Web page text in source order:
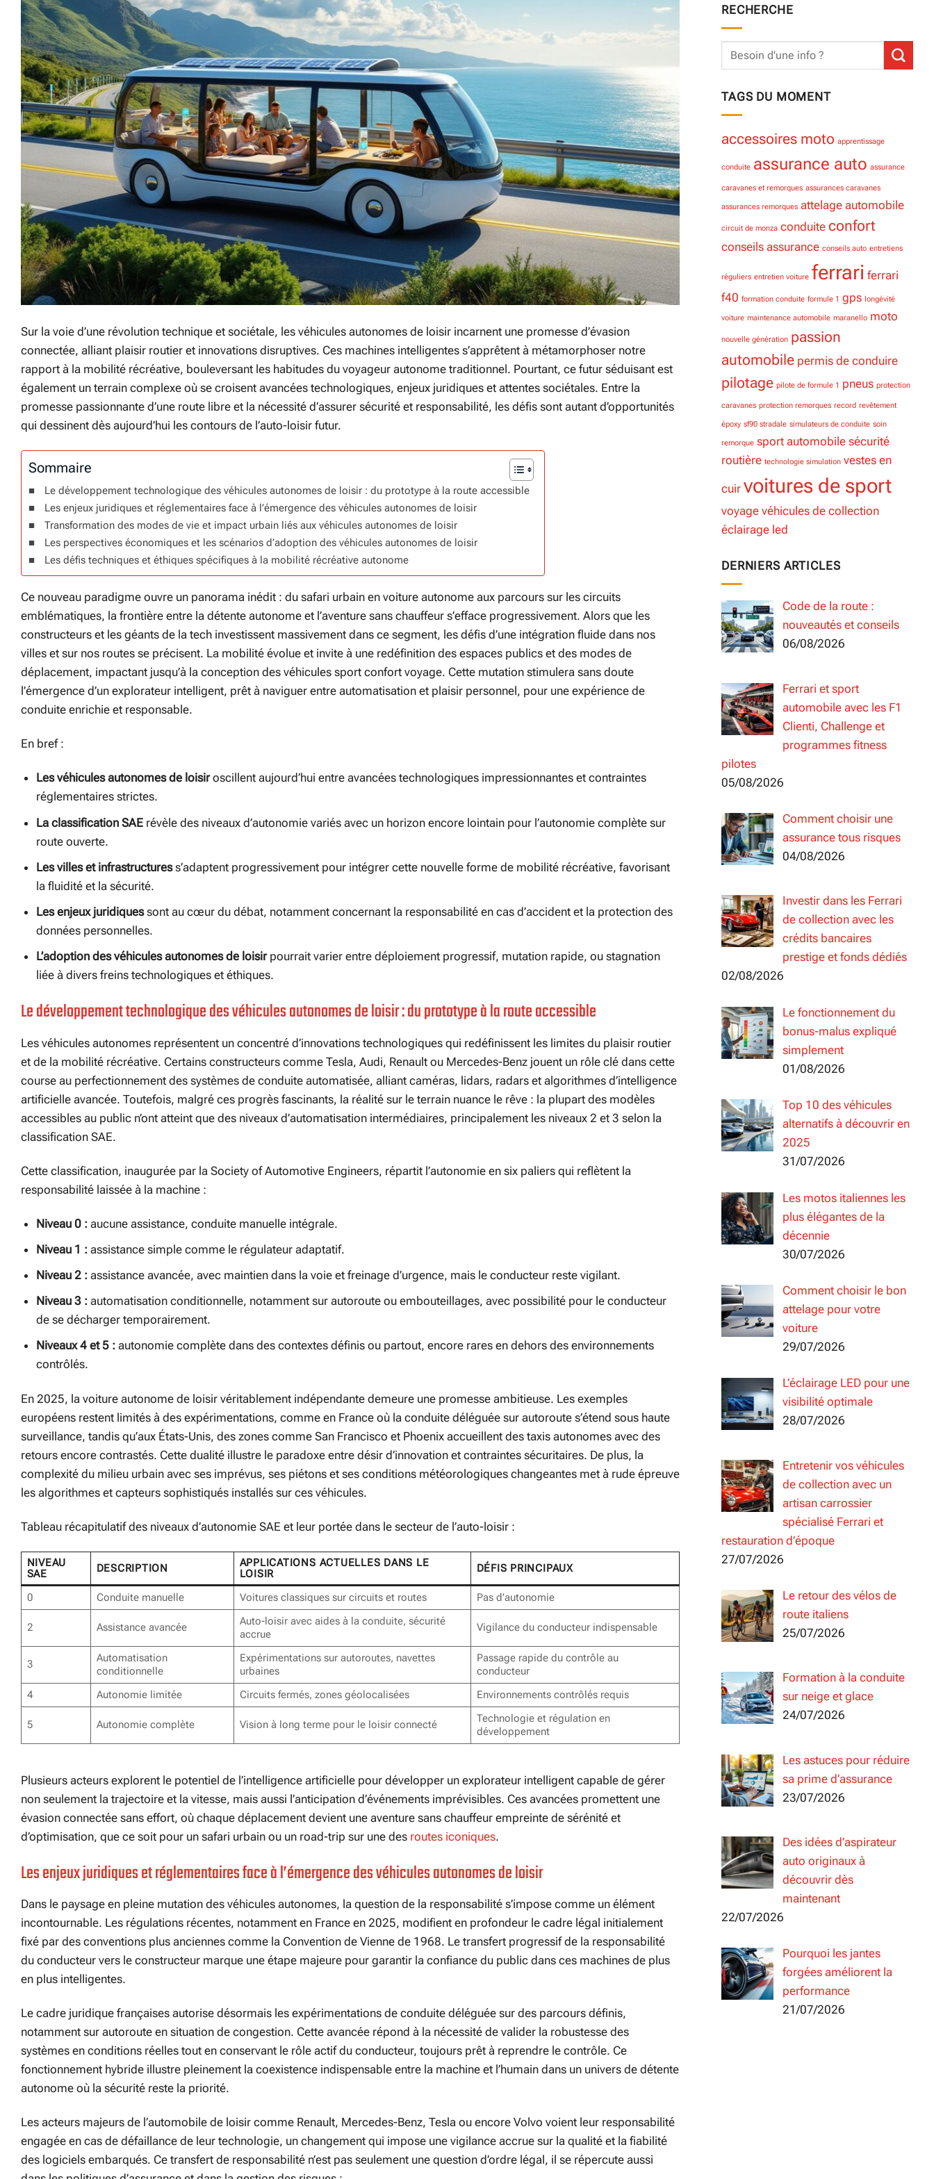
Sur la voie d’une révolution technique et sociétale, les véhicules autonomes de loisir incarnent une promesse d’évasion
connectée, alliant plaisir routier et innovations disruptives. Ces machines intelligentes s’apprêtent à métamorphoser notre
rapport à la mobilité récréative, bouleversant les habitudes du voyageur autonome traditionnel. Pourtant, ce futur séduisant est
également un terrain complexe où se croisent avancées technologiques, enjeux juridiques et attentes sociétales. Entre la
promesse passionnante d’une route libre et la nécessité d’assurer sécurité et responsabilité, les défis sont autant d’opportunités
qui dessinent dès aujourd’hui les contours de l’auto-loisir futur.
Sommaire
Le développement technologique des véhicules autonomes de loisir : du prototype à la route accessible
Les enjeux juridiques et réglementaires face à l’émergence des véhicules autonomes de loisir
Transformation des modes de vie et impact urbain liés aux véhicules autonomes de loisir
Les perspectives économiques et les scénarios d’adoption des véhicules autonomes de loisir
Les défis techniques et éthiques spécifiques à la mobilité récréative autonome
Ce nouveau paradigme ouvre un panorama inédit : du safari urbain en voiture autonome aux parcours sur les circuits
emblématiques, la frontière entre la détente autonome et l’aventure sans chauffeur s’efface progressivement. Alors que les
constructeurs et les géants de la tech investissent massivement dans ce segment, les défis d’une intégration fluide dans nos
villes et sur nos routes se précisent. La mobilité évolue et invite à une redéfinition des espaces publics et des modes de
déplacement, impactant jusqu’à la conception des véhicules sport confort voyage. Cette mutation stimulera sans doute
l’émergence d’un explorateur intelligent, prêt à naviguer entre automatisation et plaisir personnel, pour une expérience de
conduite enrichie et responsable.
En bref :
Les véhicules autonomes de loisiroscillent aujourd’hui entre avancées technologiques impressionnantes et contraintes
réglementaires strictes.
La classification SAE révèle des niveaux d’autonomie variés avec un horizon encore lointain pour l’autonomie complète sur
route ouverte.
Les villes et infrastructuress’adaptent progressivement pour intégrer cette nouvelle forme de mobilité récréative, favorisant
la fluidité et la sécurité.
Les enjeux juridiquessont au cœur du débat, notamment concernant la responsabilité en cas d’accident et la protection des
données personnelles.
L’adoption des véhicules autonomes de loisirpourrait varier entre déploiement progressif, mutation rapide, ou stagnation
liée à divers freins technologiques et éthiques.
Le développement technologique des véhicules autonomes de loisir : du prototype à la route accessible
Les véhicules autonomes représentent un concentré d’innovations technologiques qui redéfinissent les limites du plaisir routier
et de la mobilité récréative. Certains constructeurs comme Tesla, Audi, Renault ou Mercedes-Benz jouent un rôle clé dans cette
course au perfectionnement des systèmes de conduite automatisée, alliant caméras, lidars, radars et algorithmes d’intelligence
artificielle avancée. Toutefois, malgré ces progrès fascinants, la réalité sur le terrain nuance le rêve : la plupart des modèles
accessibles au public n’ont atteint que des niveaux d’automatisation intermédiaires, principalement les niveaux 2 et 3 selon la
classification SAE.
Cette classification, inaugurée par la Society of Automotive Engineers, répartit l’autonomie en six paliers qui reflètent la
responsabilité laissée à la machine :
Niveau 0 : aucune assistance, conduite manuelle intégrale.
Niveau 1 : assistance simple comme le régulateur adaptatif.
Niveau 2 : assistance avancée, avec maintien dans la voie et freinage d’urgence, mais le conducteur reste vigilant.
Niveau 3 : automatisation conditionnelle, notamment sur autoroute ou embouteillages, avec possibilité pour le conducteur
de se décharger temporairement.
Niveaux 4 et 5 : autonomie complète dans des contextes définis ou partout, encore rares en dehors des environnements
contrôlés.
En 2025, la voiture autonome de loisir véritablement indépendante demeure une promesse ambitieuse. Les exemples
européens restent limités à des expérimentations, comme en France où la conduite déléguée sur autoroute s’étend sous haute
surveillance, tandis qu’aux États-Unis, des zones comme San Francisco et Phoenix accueillent des taxis autonomes avec des
retours encore contrastés. Cette dualité illustre le paradoxe entre désir d’innovation et contraintes sécuritaires. De plus, la
complexité du milieu urbain avec ses imprévus, ses piétons et ses conditions météorologiques changeantes met à rude épreuve
les algorithmes et capteurs sophistiqués installés sur ces véhicules.
Tableau récapitulatif des niveaux d’autonomie SAE et leur portée dans le secteur de l’auto-loisir :
NIVEAU
SAE
DESCRIPTION
APPLICATIONS ACTUELLES DANS LE
LOISIR
DÉFIS PRINCIPAUX
0 Conduite manuelle Voitures classiques sur circuits et routes Pas d’autonomie
2 Assistance avancée
Auto-loisir avec aides à la conduite, sécurité
accrue
Vigilance du conducteur indispensable
3
Automatisation
conditionnelle
Expérimentations sur autoroutes, navettes
urbaines
Passage rapide du contrôle au
conducteur
4
Autonomie limitée Circuits fermés, zones géolocalisées Environnements contrôlés requis
5 Autonomie complète Vision à long terme pour le loisir connecté
Technologie et régulation en
développement
Plusieurs acteurs explorent le potentiel de l’intelligence artificielle pour développer un explorateur intelligent capable de gérer
non seulement la trajectoire et la vitesse, mais aussi l’anticipation d’événements imprévisibles. Ces avancées promettent une
évasion connectée sans effort, où chaque déplacement devient une aventure sans chauffeur empreinte de sérénité et
d’optimisation, que ce soit pour un safari urbain ou un road-trip sur une des routes iconiques.
Les enjeux juridiques et réglementaires face à l’émergence des véhicules autonomes de loisir
Dans le paysage en pleine mutation des véhicules autonomes, la question de la responsabilité s’impose comme un élément
incontournable. Les régulations récentes, notamment en France en 2025, modifient en profondeur le cadre légal initialement
fixé par des conventions plus anciennes comme la Convention de Vienne de 1968. Le transfert progressif de la responsabilité
du conducteur vers le constructeur marque une étape majeure pour garantir la confiance du public dans ces machines de plus
en plus intelligentes.
Le cadre juridique françaises autorise désormais les expérimentations de conduite déléguée sur des parcours définis,
notamment sur autoroute en situation de congestion. Cette avancée répond à la nécessité de valider la robustesse des
systèmes en conditions réelles tout en conservant le rôle actif du conducteur, toujours prêt à reprendre le contrôle. Ce
fonctionnement hybride illustre pleinement la coexistence indispensable entre la machine et l’humain dans un univers de détente
autonome où la sécurité reste la priorité.
Les acteurs majeurs de l’automobile de loisir comme Renault, Mercedes-Benz, Tesla ou encore Volvo voient leur responsabilité
engagée en cas de défaillance de leur technologie, un changement qui impose une vigilance accrue sur la qualité et la fiabilité
des logiciels embarqués. Ce transfert de responsabilité n’est pas seulement une question d’ordre légal, il se répercute aussi
RECHERCHE
TAGS DU MOMENT
accessoires moto apprentissage
conduite assurance auto assurance
caravanes et remorques assurances caravanes
assurances remorques attelage automobile
circuit de monza conduite confort
conseils assurance conseils auto entretiens
réguliers entretien voiture ferrari ferrari
f40 formation conduite formule 1 gps longévité
voiture maintenance automobile maranello moto
nouvelle génération passion
automobile permis de conduire
pilotage pilote de formule 1 pneus protection
caravanes protection remorques record revêtement
époxy sf90 stradale simulateurs de conduite soin
remorque sport automobile sécurité
routière technologie simulation vestes en
cuir voitures de sport
voyage véhicules de collection
éclairage led
DERNIERS ARTICLES
Code de la route :
nouveautés et conseils
06/08/2026
Ferrari et sport
automobile avec les F1
Clienti, Challenge et
programmes fitness
pilotes
05/08/2026
Comment choisir une
assurance tous risques
04/08/2026
Investir dans les Ferrari
de collection avec les
crédits bancaires
prestige et fonds dédiés
02/08/2026
Le fonctionnement du
bonus-malus expliqué
simplement
01/08/2026
Top 10 des véhicules
alternatifs à découvrir en
2025
31/07/2026
Les motos italiennes les
plus élégantes de la
décennie
30/07/2026
Comment choisir le bon
attelage pour votre
voiture
29/07/2026
L’éclairage LED pour une
visibilité optimale
28/07/2026
Entretenir vos véhicules
de collection avec un
artisan carrossier
spécialisé Ferrari et
restauration d’époque
27/07/2026
Le retour des vélos de
route italiens
25/07/2026
Formation à la conduite
sur neige et glace
24/07/2026
Les astuces pour réduire
sa prime d’assurance
23/07/2026
Des idées d’aspirateur
auto originaux à
découvrir dès
maintenant
22/07/2026
Pourquoi les jantes
forgées améliorent la
performance
21/07/2026